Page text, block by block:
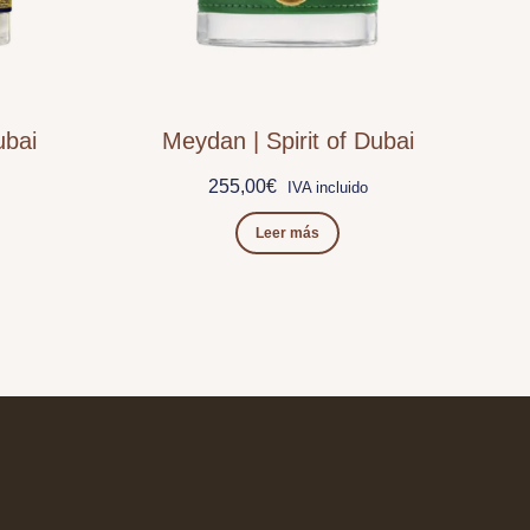
Meydan | Spirit of Dubai
255,00€ IVA incluido
Leer más